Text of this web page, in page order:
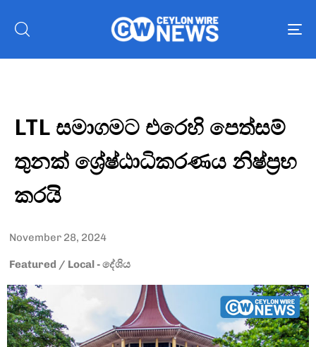
LTL සමාගමට එරෙහි පෙත්සම්
තුනක් ශ්‍රේෂ්ඨාධිකරණය නිෂ්ප්‍රභ
කරයි
November 28, 2024
Featured / Local - දේශිය